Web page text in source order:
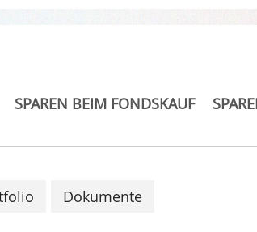
SPAREN BEIM FONDSKAUF
Em. Mkts
Dokumente